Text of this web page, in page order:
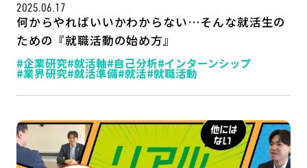
2025.06.17
何からやればいいかわからない…そんな就活生の
ための『就職活動の始め方』
#企業研究#就活軸#自己分析#インターンシップ
#業界研究#就活準備#就活#就職活動